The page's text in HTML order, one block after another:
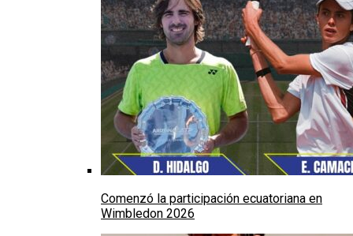
Comenzó la participación ecuatoriana en
Wimbledon 2026